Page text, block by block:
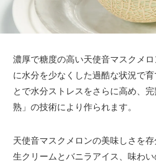
濃厚で糖度の高い天使音マスクメ
に水分を少なくした過酷な状況で
とで水分ストレスをさらに高め、
熟」の技術により作られます。
天使音マスクメロンの美味しさを存
生クリームとバニラアイス、味わ